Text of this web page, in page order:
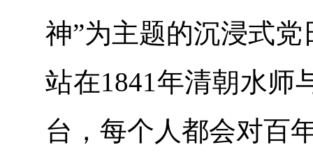
神”为主题的沉浸式
站在1841年清朝水师
台，每个人都会对百